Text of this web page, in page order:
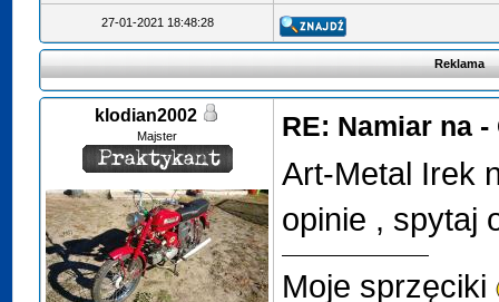
27-01-2021 18:48:28
Reklama
klodian2002
Majster RE: Namiar na
Art-Metal Irek
opinie , spytaj
Moje sprzęciki